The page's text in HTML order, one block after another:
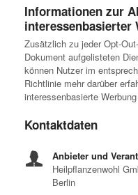
Informationen zur
interessenbasierter
Zusätzlich zu jeder Opt-
Dokument aufgelisteten
können Nutzer im
Richtlinie mehr darüber
interessenbasierte
Kontaktdaten
Anbieter und
Heilpflanzenwohl
Berlin